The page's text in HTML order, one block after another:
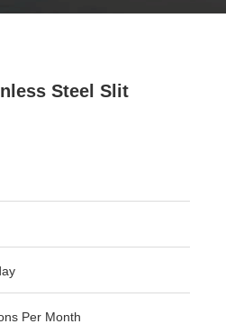
Steel Slit
Per Month